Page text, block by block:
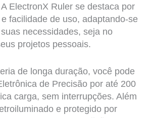
ElectronX Ruler se destaca por
facilidade de uso, adaptando-se
necessidades, seja no
projetos pessoais.
de longa duração, você pode
de Precisão por até 200
carga, sem interrupções. Além
e protegido por